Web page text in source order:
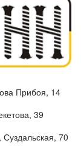
Прибоя, 14
39
70